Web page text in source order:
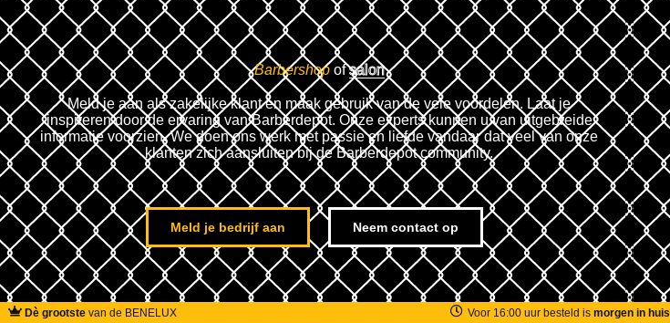
Barbershop of salon
Meld je aan als zakelijke klant en maak gebruik van de vele voordelen. Laat je
inspireren door de ervaring van Barberdepot. Onze experts kunnen u van uitgebreide
informatie voorzien. We doen ons werk met passie en liefde vandaar dat veel van onze
klanten zich aansluiten bij de Barberdepot community.
Meld je bedrijf aan Neem contact op
Dè grootste van de BENELUX Voor 16:00 uur besteld ismorgen in huis